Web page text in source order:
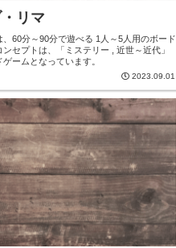
リマ
60分～90分で遊べる 1人～5人用のボード
セプトは、「ミステリー , 近世～近代」
ームとなっています。
2023.09.01